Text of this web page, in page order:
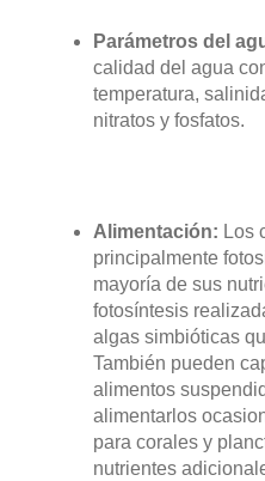
Parámetros del
calidad del agua
temperatura,
nitratos y fosfatos.
Alimentación: Los
principalmente
mayoría de sus
fotosíntesis
algas simbióticas
También pueden
alimentos
alimentarlos
para corales y
nutrientes